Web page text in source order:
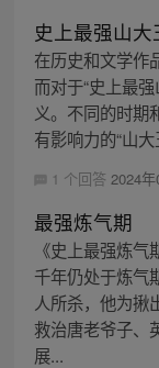
史上最强山大
在历史和文学作
而对于“史上最
义。不同的时期
有影响力的“山
1 个回答 2024
最强炼气期
《史上最强炼
千年仍处于炼气
人所杀，他为揪
救治唐老爷子、
展...